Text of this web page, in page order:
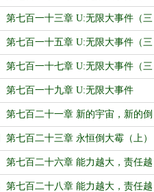
十）
第七百一十三章 U:无限大事件（三
十二）
第七百一十五章 U:无限大事件（三
十四）
第七百一十七章 U:无限大事件（三
十六）
第七百一十九章 U:无限大事件
（完）
第七百二十一章 新的宇宙，新的倒
大霉（中）
第七百二十三章 永恒倒大霉（上）
第七百二十六章 能力越大，责任越
大（上）
第七百二十八章 能力越大，责任越